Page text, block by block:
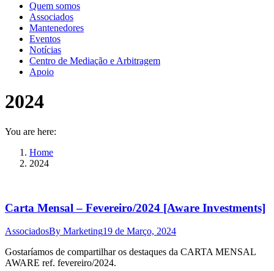
Quem somos
Associados
Mantenedores
Eventos
Notícias
Centro de Mediação e Arbitragem
Apoio
2024
You are here:
Home
2024
Carta Mensal – Fevereiro/2024 [Aware Investments]
AssociadosBy Marketing19 de Março, 2024
Gostaríamos de compartilhar os destaques da CARTA MENSAL
AWARE ref. fevereiro/2024.